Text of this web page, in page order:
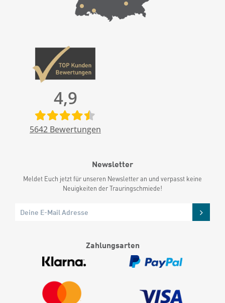
4,9
5642 Bewertungen
Newsletter
Meldet Euch jetzt für unseren Newsletter an und verpasst keine
Neuigkeiten der Trauringschmiede!
Zahlungsarten